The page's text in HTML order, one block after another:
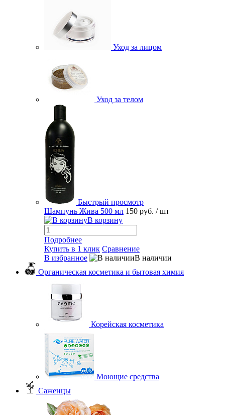
Уход за лицом
Уход за телом
Быстрый просмотр
Шампунь Жива 500 мл 150 руб. / шт
В корзину
Подробнее
Купить в 1 клик Сравнение
В избранное
В наличии
Органическая косметика и бытовая химия
Корейская косметика
Моющие средства
Саженцы